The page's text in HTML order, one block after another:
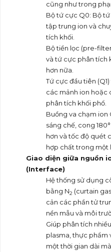
cũng như trong
Bộ tứ cực Q0: Bộ
tập trung ion và
tích khối.
Bộ tiền lọc (pre-
và tứ cực phân tích
hơn nữa.
Tứ cực đầu tiên
các mảnh ion hoặc
phân tích khối phổ.
Buồng va chạm ion
sáng chế, cong
hơn và tốc độ quét
hợp chất trong một
Giao diện giữa nguồn
(Interface)
Hệ thống sử dụng
bằng N2 (curtain
cản các phần tử
nền mẫu và môi
Giúp phân tích
plasma, thực
một thời gian dài